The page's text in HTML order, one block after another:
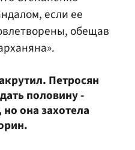
если ее
обещав
Петросян
половину -
она захотела